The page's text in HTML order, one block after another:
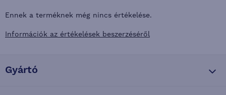
Ennek a terméknek még nincs értékelése.
Információk az értékelések beszerzéséről
Gyártó